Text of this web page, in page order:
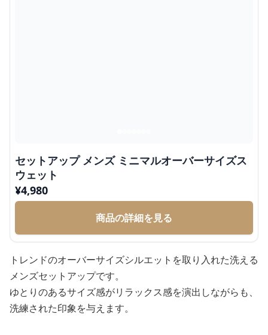
セットアップ メンズ ミニマルオーバーサイズス
ウェット
¥4,980
商品の詳細を見る
トレンドのオーバーサイズシルエットを取り入れた洗える
メンズセットアップです。
ゆとりのあるサイズ感がリラックス感を演出しながらも、
洗練された印象を与えます。